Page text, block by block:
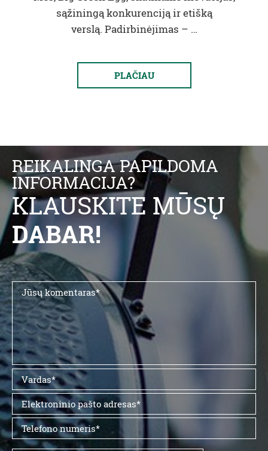
sąžiningą konkurenciją ir etišką
verslą. Padirbinėjimas – …
PLAČIAU
REIKALINGA PAPILDOMA
INFORMACIJA?
KLAUSKITE MŪSŲ
DABAR!